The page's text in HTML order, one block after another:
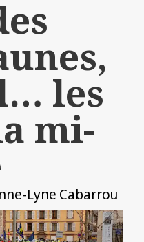
les
mi-
Lyne Cabarrou